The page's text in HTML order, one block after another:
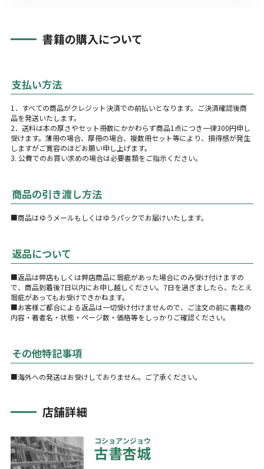
書籍の購入について
支払い方法
1．すべての商品がクレジット決済での前払いとなります。ご決済確認後商
品を発送いたします。
2．送料は本の厚さやセット冊数にかかわらず商品1点につき一律300円申し
受けます。薄冊の場合、厚冊の場合、複数冊セット等により、損得感が発生
しますがご寛容のほどお願い申し上げます。
3. 公費でのお買い求めの場合は必要書類をご指示ください。
商品の引き渡し方法
■商品はゆうメールもしくはゆうパックでお届けいたします。
返品について
■返品は弊店もしくは弊店商品に瑕疵があった場合にのみ受け付けますの
で、商品到着後7日以内にお申し越しください。7日を過ぎましたら、たとえ
瑕疵があってもお受けできかねます。
■お客様ご都合による返品は一切受け付けませんので、ご注文の前に書籍の
内容・著者名・状態・ページ数・価格等をしっかりご確認ください。
その他特記事項
■海外への発送はお受けしておりません。ご了承ください。
店舗詳細
コショアンジョウ
古書杏城